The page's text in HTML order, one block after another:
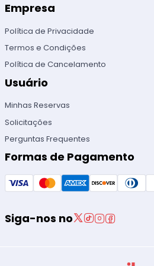
Empresa
Política de Privacidade
Termos e Condições
Política de Cancelamento
Usuário
Minhas Reservas
Solicitações
Perguntas Frequentes
Formas de Pagamento
Siga-nos no